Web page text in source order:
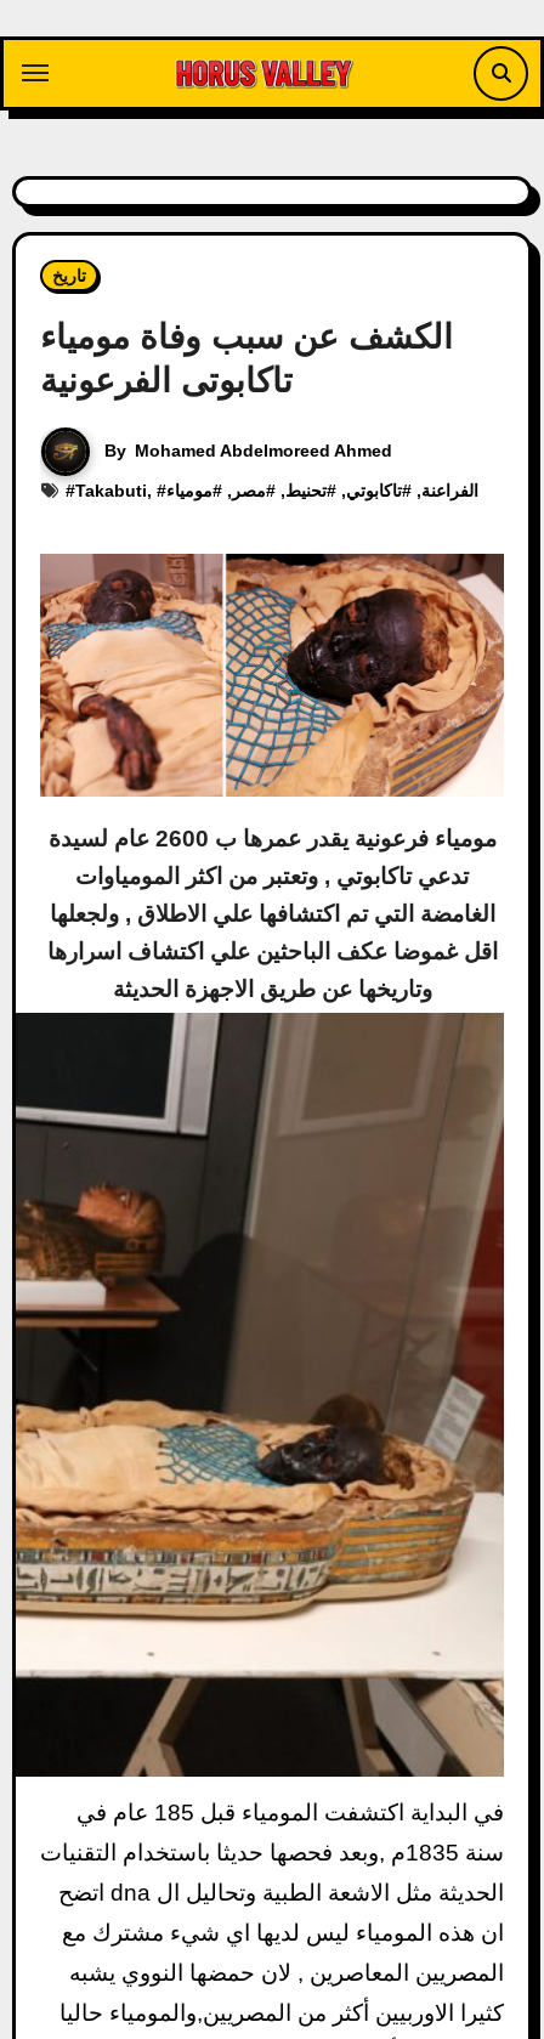
content
تاريخ
الكشف عن سبب وفاة مومياء
تاكابوتى الفرعونية
By Mohamed Abdelmoreed Ahmed
#Takabuti, # الفراعنة, #تاكابوتي, #تحنيط, #مصر , #مومياء
مومياء
فرعونية يقدر عمرها ب 2600 عام لسيدة
تدعي تاكابوتي , وتعتبر من اكثر المومياوات
الغامضة التي تم اكتشافها علي الاطلاق , ولجعلها
اقل غموضا عكف الباحثين علي اكتشاف اسرارها
وتاريخها عن طريق الاجهزة الحديثة
في البداية اكتشفت المومياء قبل 185 عام في
سنة 1835م ,وبعد فحصها حديثا باستخدام التقنيات
الحديثة مثل الاشعة الطبية وتحاليل ال dna اتضح
ان هذه المومياء ليس لديها اي شيء مشترك مع
المصريين المعاصرين , لان حمضها النووي يشبه
كثيرا الاوربيين أكثر من المصريين,والمومياء حاليا